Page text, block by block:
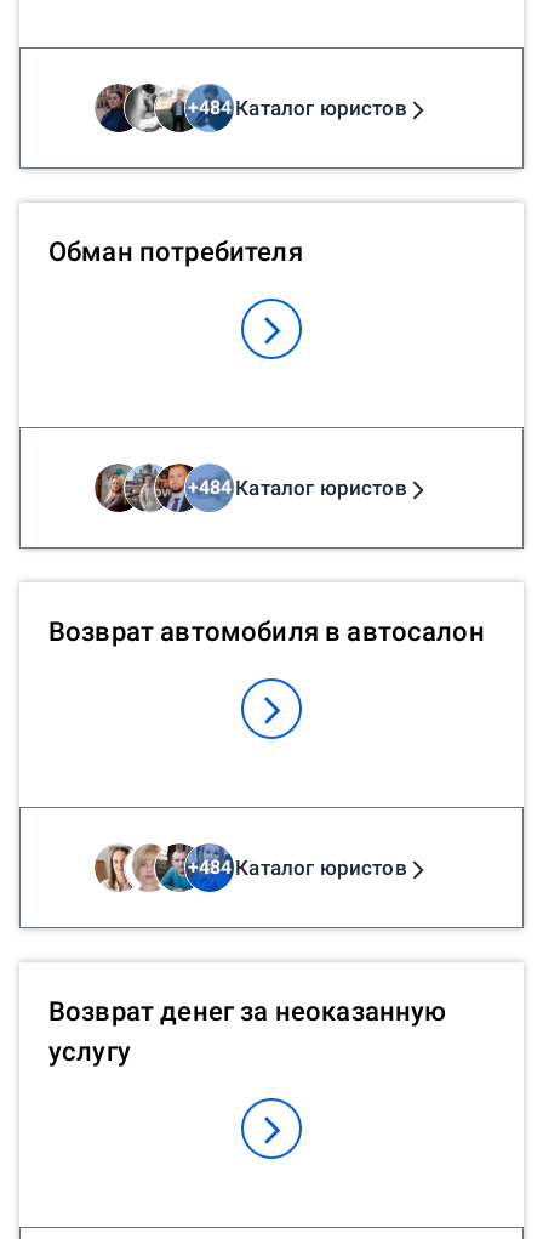
+484Каталог юристов
Обман потребителя
+484Каталог юристов
Возврат автомобиля в автосалон
+484Каталог юристов
Возврат денег за неоказанную
услугу